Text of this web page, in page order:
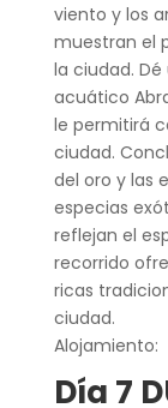
viento y los
muestran el
la ciudad.
acuático
le permitirá
ciudad.
del oro y las
especias
reflejan el
recorrido
ricas
ciudad.
Alojamiento:
Día 7